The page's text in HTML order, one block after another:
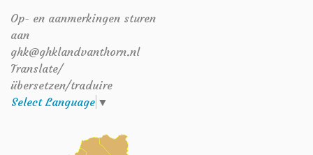
Op- en aanmerkingen sturen
aan
ghk@ghklandvanthorn.nl
Translate/
übersetzen/traduire
Select Language ▼